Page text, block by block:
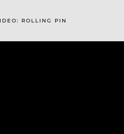
ROLLING PIN